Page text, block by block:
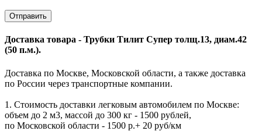
Доставка товара - Трубки Тилит Супер толщ.13, диам.42
(50 п.м.).
Доставка по Москве, Московской области, а также доставка
по России через транспортные компании.
1. Стоимость доставки легковым автомобилем по Москве:
объем до 2 м3, массой до 300 кг - 1500 рублей,
по Московской области - 1500 р.+ 20 руб/км